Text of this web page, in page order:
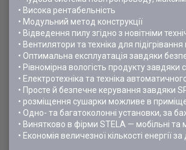
• Висока рентабельність
• Модульний метод конструкції
• Відведення пилу згідно з новітніми
• Вентилятори та техніка для
• Оптимальна експлуатація завдяки
• Рівномірна вологість продукту завдяки
• Електротехніка та техніка
• Просте й безпечне керування завдяки
• розміщення сушарки можливе в
• Одно- та багатоколонні установки, за
• Винятково в фірми STELA — мобільні та
• Економія величезної кількості енергії